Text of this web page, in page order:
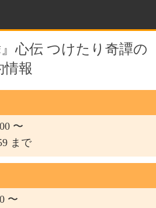
心伝 つけたり奇譚の
情報
〜
まで
〜